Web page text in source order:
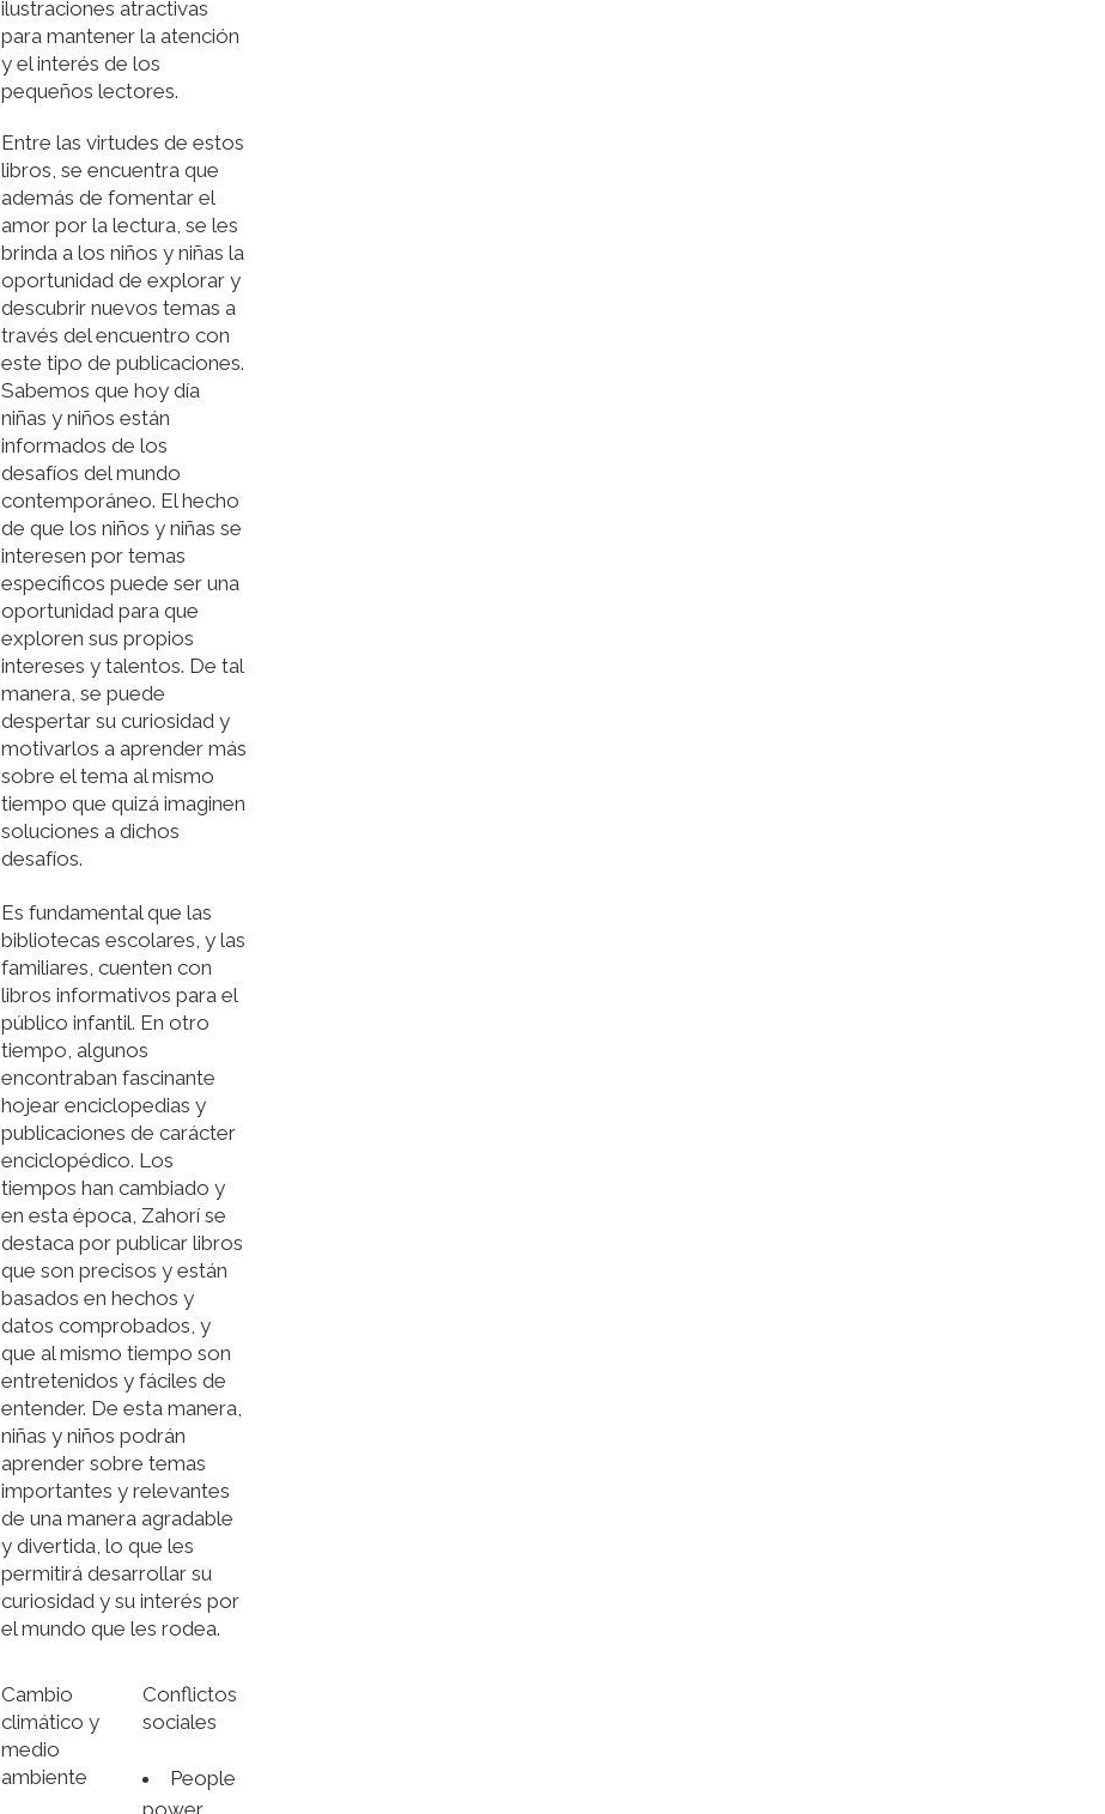
ilustraciones atractivas
para mantener la atención
y el interés de los
pequeños lectores.
Entre las virtudes de estos
libros, se encuentra que
además de fomentar el
amor por la lectura, se les
brinda a los niños y niñas la
oportunidad de explorar y
descubrir nuevos temas a
través del encuentro con
este tipo de publicaciones.
Sabemos que hoy día
niñas y niños están
informados de los
desafíos del mundo
contemporáneo. El hecho
de que los niños y niñas se
interesen por temas
específicos puede ser una
oportunidad para que
exploren sus propios
intereses y talentos. De tal
manera, se puede
despertar su curiosidad y
motivarlos a aprender más
sobre el tema al mismo
tiempo que quizá imaginen
soluciones a dichos
desafíos.
Es fundamental que las
bibliotecas escolares, y las
familiares, cuenten con
libros informativos para el
público infantil. En otro
tiempo, algunos
encontraban fascinante
hojear enciclopedias y
publicaciones de carácter
enciclopédico. Los
tiempos han cambiado y
en esta época, Zahorí se
destaca por publicar libros
que son precisos y están
basados en hechos y
datos comprobados, y
que al mismo tiempo son
entretenidos y fáciles de
entender. De esta manera,
niñas y niños podrán
aprender sobre temas
importantes y relevantes
de una manera agradable
y divertida, lo que les
permitirá desarrollar su
curiosidad y su interés por
el mundo que les rodea.
Cambio
climático y
medio
ambiente
Conflictos
sociales
People